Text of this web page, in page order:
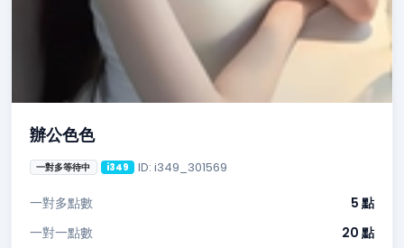
辦公色色
一對多等待中 i349 ID: i349_301569
一對多點數
5 點
一對一點數
20 點